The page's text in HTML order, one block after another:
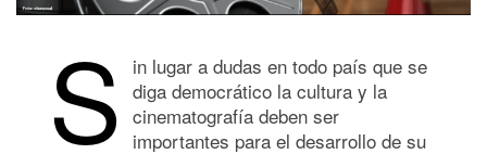
S
in lugar a dudas en todo país que se
diga democrático la cultura y la
cinematografía deben ser
importantes para el desarrollo de su